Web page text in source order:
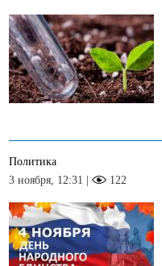
Политика
3 ноября, 12:31 |
122